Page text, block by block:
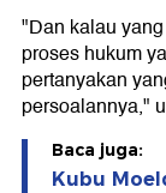
"Dan kalau
proses hukum
pertanyakan
persoalannya,"
Baca juga:
Kubu